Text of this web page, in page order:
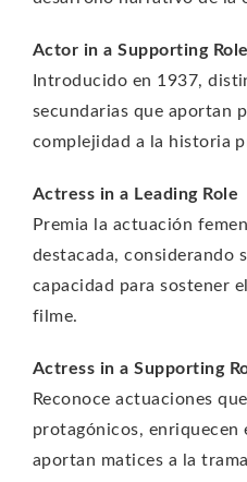
Actor in a Supporting Role
Introducido en 1937,
secundarias que aportan
complejidad a la historia
Actress in a Leading Role
Premia la actuación
destacada, considerando
capacidad para sostener
filme.
Actress in a Supporting
Reconoce actuaciones
protagónicos, enriquecen
aportan matices a la